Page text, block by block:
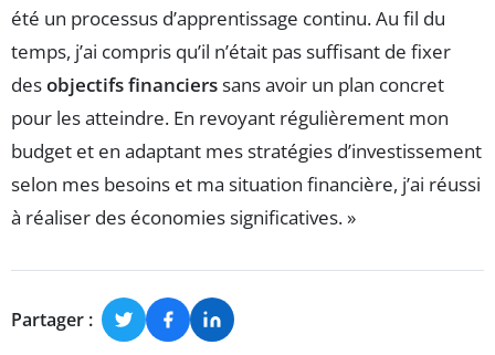
été un processus d’apprentissage continu. Au fil du
temps, j’ai compris qu’il n’était pas suffisant de fixer
desobjectifs financierssans avoir un plan concret
pour les atteindre. En revoyant régulièrement mon
budget et en adaptant mes stratégies d’investissement
selon mes besoins et ma situation financière, j’ai réussi
à réaliser des économies significatives. »
Partager :